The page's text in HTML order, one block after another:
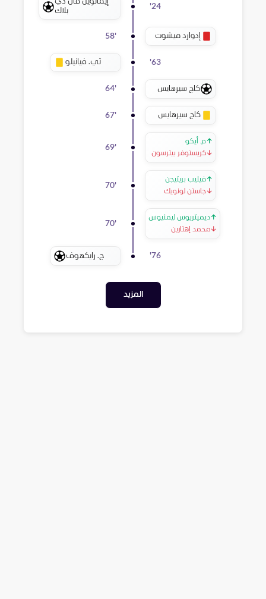
24
'
بلاك
إدوارد ميشوت 58'
63
' تي. فيانيلو
كاج سيرهايس 64'
كاج سيرهايس 67'
↑م. أيكو
↓كريستوفر بيترسون
69'
↑فيليب بريتيجن
↓جاستن لونويك
70'
↑ديميتريوس ليمنيوس
↓محمد إهتارين
70'
76
' ج. رايكهوف
المزيد